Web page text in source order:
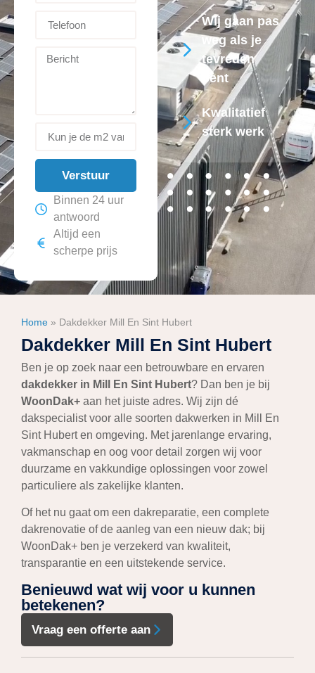
Verstuur
Binnen 24 uur
antwoord
Altijd een
scherpe prijs
Wij gaan pas
weg als je
tevreden
bent
Kwalitatief
sterk werk
Home » Dakdekker Mill En Sint Hubert
Dakdekker Mill En Sint Hubert
Ben je op zoek naar een betrouwbare en ervaren
dakdekker in Mill En Sint Hubert? Dan ben je bij
WoonDak+ aan het juiste adres. Wij zijn dé
dakspecialist voor alle soorten dakwerken in Mill En
Sint Hubert en omgeving. Met jarenlange ervaring,
vakmanschap en oog voor detail zorgen wij voor
duurzame en vakkundige oplossingen voor zowel
particuliere als zakelijke klanten.
Of het nu gaat om een dakreparatie, een complete
dakrenovatie of de aanleg van een nieuw dak; bij
WoonDak+ ben je verzekerd van kwaliteit,
transparantie en een uitstekende service.
Benieuwd wat wij voor u kunnen
betekenen?
Vraag een offerte aan